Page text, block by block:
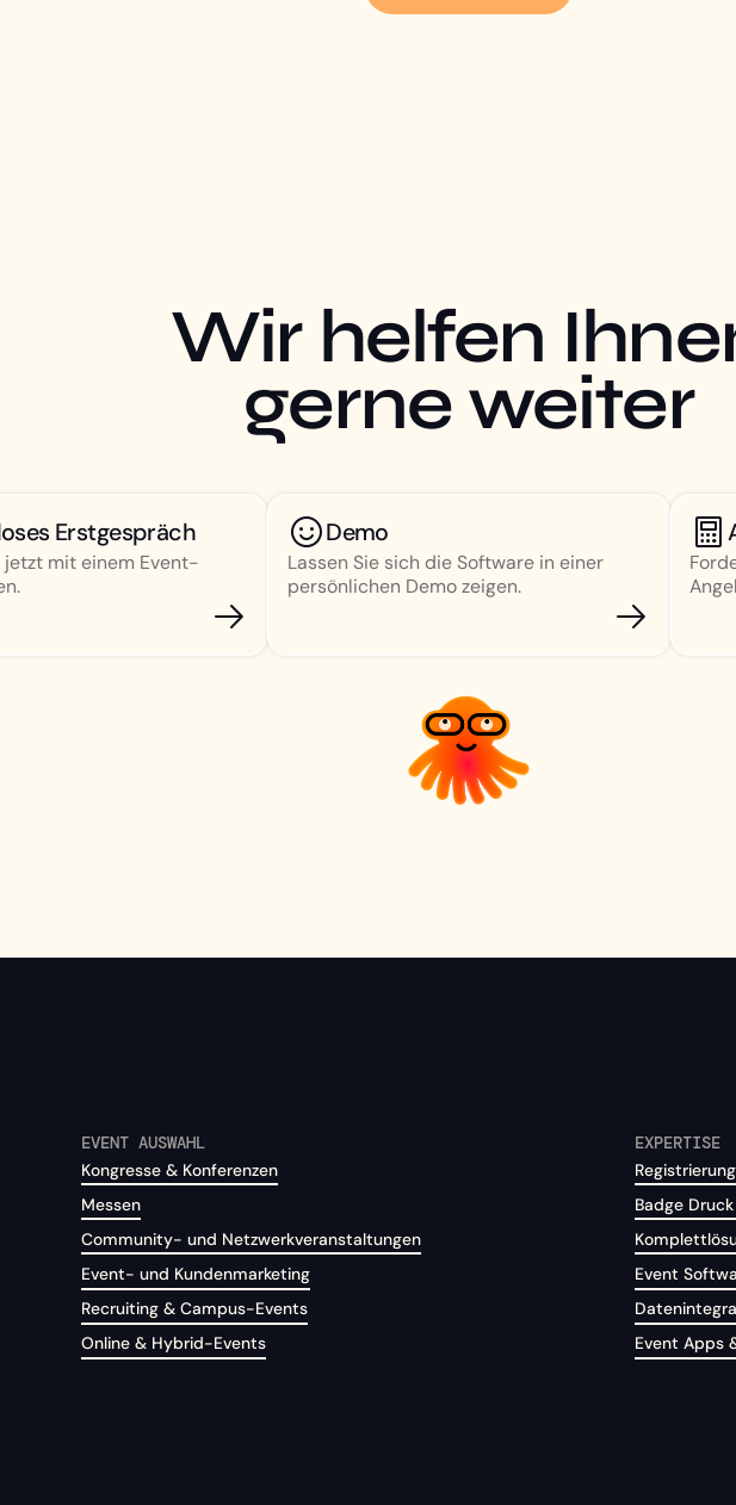
Wir helfen
gerne weiter
Erstgespräch
jetzt mit einem Event-
Demo
Lassen Sie sich die Software in einer
persönlichen Demo zeigen.
EVENT AUSWAHL
Kongresse & Konferenzen
Messen
Community- und Netzwerkveranstaltungen
Event- und Kundenmarketing
Recruiting & Campus-Events
Online & Hybrid-Events
EXPERTISE
Registrierung
Badge
Event
Event Apps